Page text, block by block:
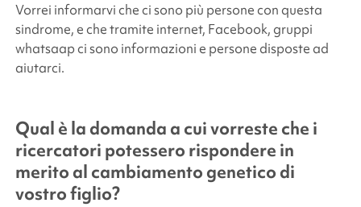
Vorrei informarvi che ci sono più persone con questa
sindrome, e che tramite internet, Facebook, gruppi
whatsaap ci sono informazioni e persone disposte ad
aiutarci.
Qual è la domanda a cui vorreste che i
ricercatori potessero rispondere in
merito al cambiamento genetico di
vostro figlio?